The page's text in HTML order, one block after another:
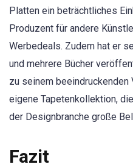
Platten ein beträchtliches
Produzent für andere
Werbedeals. Zudem hat er
und mehrere Bücher
zu seinem
eigene Tapetenkollektion,
der Designbranche große
Fazit